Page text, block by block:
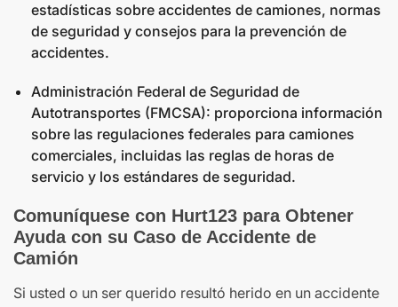
estadísticas sobre accidentes de camiones, normas
de seguridad y consejos para la prevención de
accidentes.
Administración Federal de Seguridad de
Autotransportes (FMCSA): proporciona información
sobre las regulaciones federales para camiones
comerciales, incluidas las reglas de horas de
servicio y los estándares de seguridad.
Comuníquese con Hurt123 para Obtener
Ayuda con su Caso de Accidente de
Camión
Si usted o un ser querido resultó herido en un accidente